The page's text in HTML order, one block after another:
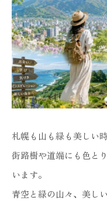
札幌も山も緑も美しい
街路樹や道端にも色と
います。
青空と緑の山々、美し